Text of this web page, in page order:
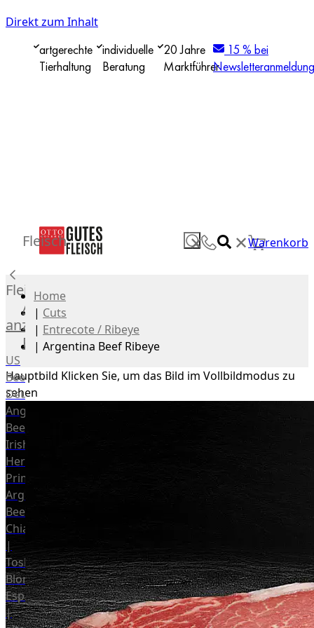
Direkt zum Inhalt
artgerechte
Tierhaltung
individuelle
Beratung
20 Jahre
Marktführer
15 % bei
Newsletteranmeldung
✕ ✕Warenkorb
Fleisch
Fleisch
Alle
anzeigen
Rind
US
Beef
Deutsches
Angus
Beef
Irish
Hereford
Prime
Argentina
Beef
Chianina
|
Toskana
Blonda
Espanola
|
Home
| Cuts
| Entrecote / Ribeye
| Argentina Beef Ribeye
Hauptbild Klicken Sie, um das Bild im Vollbildmodus zu
sehen